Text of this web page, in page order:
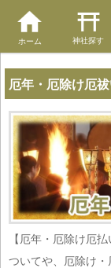
ホーム 神社探す
厄年・厄除け厄
【厄年・厄除け厄
ついてや、厄除け